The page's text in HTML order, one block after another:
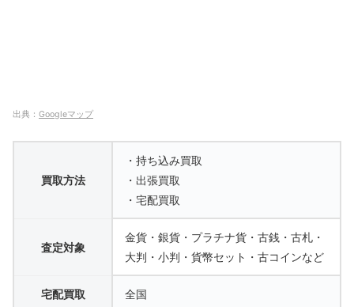
出典： Googleマップ
買取方法
・持ち込み買取
・出張買取
・宅配買取
査定対象
金貨・銀貨・プラチナ貨・古銭・古札・
大判・小判・貨幣セット・古コインなど
宅配買取 全国